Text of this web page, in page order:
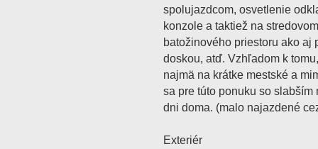
spolujazdcom, osvetlenie
konzole a taktiež na
batožinového priestoru ako aj
doskou, atď. Vzhľadom k
najmä na krátke mestské a
sa pre túto ponuku so slabším
dni doma. (malo najazdené
Exteriér